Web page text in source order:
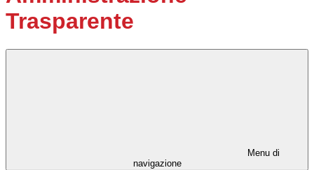
Trasparente
Menu di
navigazione